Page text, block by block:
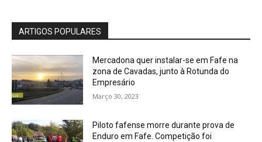
ARTIGOS POPULARES
Mercadona quer instalar-se em Fafe na
zona de Cavadas, junto à Rotunda do
Empresário
Março 30, 2023
Piloto fafense morre durante prova de
Enduro em Fafe. Competição foi